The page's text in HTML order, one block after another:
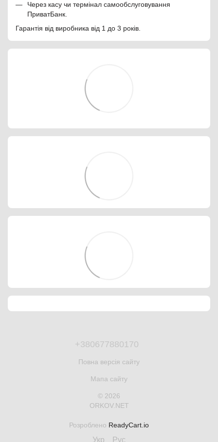
Через касу чи термінал самообслуговування
ПриватБанк.
Гарантія від виробника від 1 до 3 років.
+380677880170
Повна версія сайту
Мапа сайту
© 2026
ORKOV.NET
Розроблено ReadyCart.io
Укр Рус